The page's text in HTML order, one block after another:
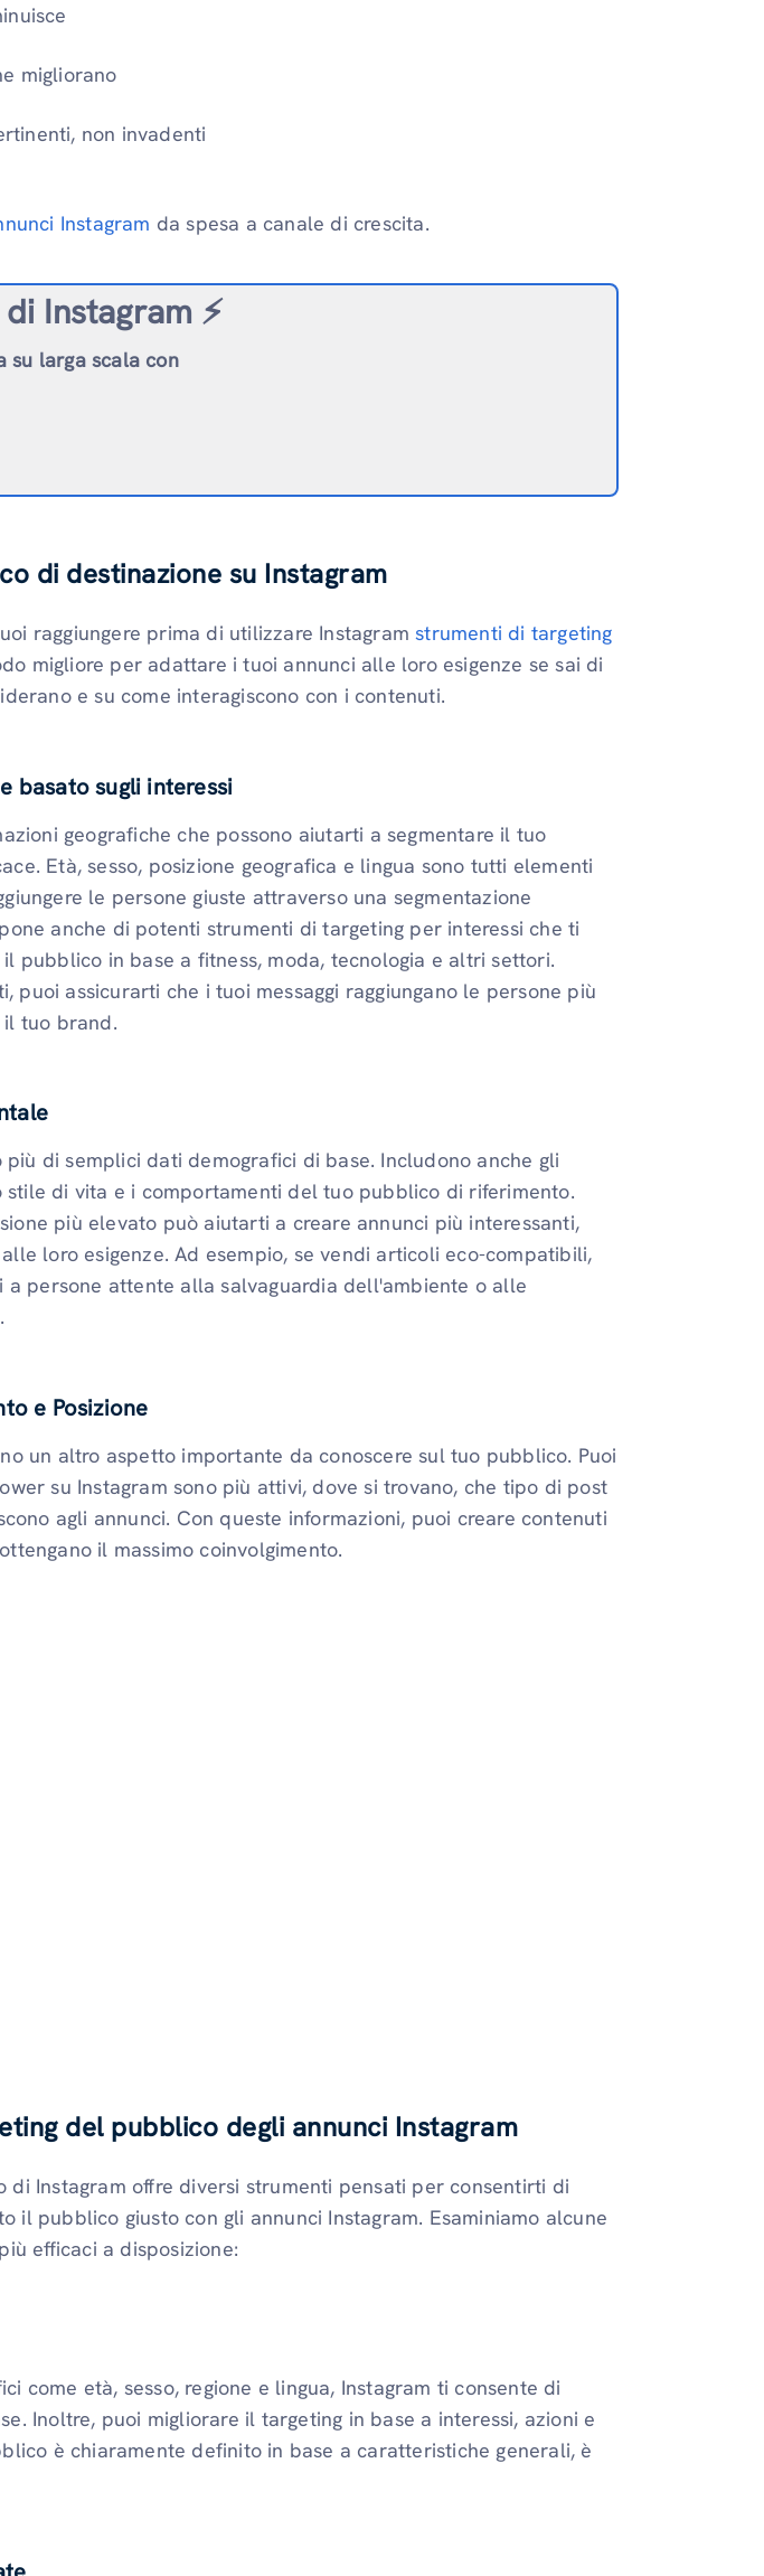
migliorano
non invadenti
Instagram da spesa a canale di crescita.
Instagram ⚡️
su larga scala con
di destinazione su Instagram
raggiungere prima di utilizzare Instagramstrumenti di targeting
migliore per adattare i tuoi annunci alle loro esigenze se sai di
e su come interagiscono con i contenuti.
basato sugli interessi
geografiche che possono aiutarti a segmentare il tuo
Età, sesso, posizione geografica e lingua sono tutti elementi
le persone giuste attraverso una segmentazione
anche di potenti strumenti di targeting per interessi che ti
pubblico in base a fitness, moda, tecnologia e altri settori.
puoi assicurarti che i tuoi messaggi raggiungano le persone più
il tuo brand.
di semplici dati demografici di base. Includono anche gli
stile di vita e i comportamenti del tuo pubblico di riferimento.
più elevato può aiutarti a creare annunci più interessanti,
loro esigenze. Ad esempio, se vendi articoli eco-compatibili,
a persone attente alla salvaguardia dell'ambiente o alle
e Posizione
un altro aspetto importante da conoscere sul tuo pubblico. Puoi
su Instagram sono più attivi, dove si trovano, che tipo di post
agli annunci. Con queste informazioni, puoi creare contenuti
il massimo coinvolgimento.
del pubblico degli annunci Instagram
di Instagram offre diversi strumenti pensati per consentirti di
il pubblico giusto con gli annunci Instagram. Esaminiamo alcune
efficaci a disposizione:
come età, sesso, regione e lingua, Instagram ti consente di
Inoltre, puoi migliorare il targeting in base a interessi, azioni e
è chiaramente definito in base a caratteristiche generali, è